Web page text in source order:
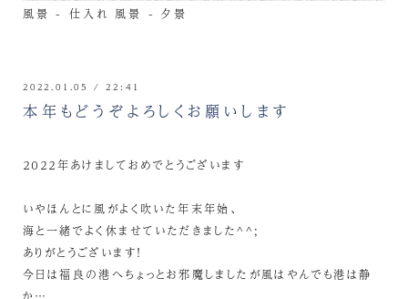
風景 - 仕入れ 風景 - 夕景
2022.01.05 / 22:41
本年もどうぞよろしくお願いします
２０２２年あけましておめでとうございます
いやほんとに風がよく吹いた年末年始、
海と一緒でよく休ませていただきました^^;
ありがとうございます！
今日は福良の港へちょっとお邪魔しましたが風はやんでも港は静